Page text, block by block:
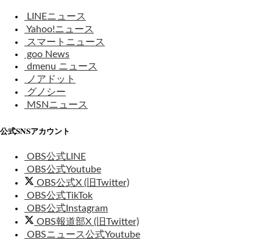
LINEニュース
Yahoo!ニュース
スマートニュース
goo News
dmenu ニュース
ノアドット
グノシー
MSNニュース
公式SNSアカウント
OBS公式LINE
OBS公式Youtube
OBS公式X (旧Twitter)
OBS公式TikTok
OBS公式Instagram
OBS報道部X (旧Twitter)
OBSニュース公式Youtube